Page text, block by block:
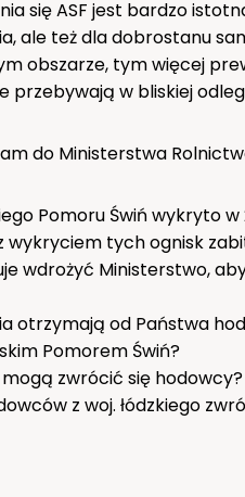
się ASF jest bardzo
ale też dla dobrostanu
obszarze, tym więcej
przebywają w bliskiej
do Ministerstwa
Pomoru Świń wykryto
wykryciem tych ognisk
wdrożyć Ministerstwo,
otrzymają od Państwa
Pomorem Świń?
zwrócić się
z woj. łódzkiego